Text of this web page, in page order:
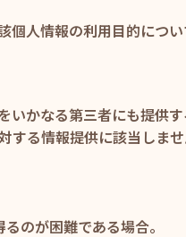
人情報の利用目的につ
かなる第三者にも提供
する情報提供に該当しませ
のが困難である場合。